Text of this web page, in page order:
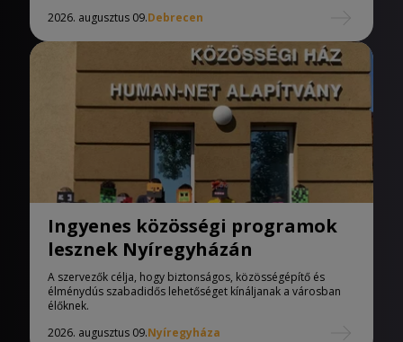
2026. augusztus 09.Debrecen
Ingyenes közösségi programok
lesznek Nyíregyházán
A szervezők célja, hogy biztonságos, közösségépítő és
élménydús szabadidős lehetőséget kínáljanak a városban
élőknek.
2026. augusztus 09.Nyíregyháza